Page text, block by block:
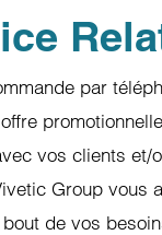
par
vos clients et/
Group vous
de vos